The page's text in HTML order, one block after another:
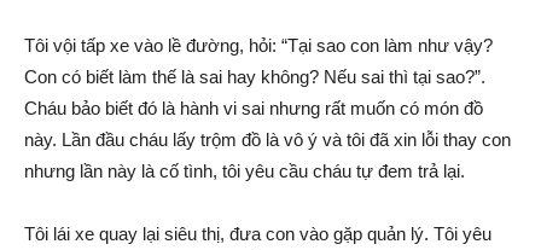
Tôi vội tấp xe vào lề đường, hỏi: “Tại sao con làm như vậy?
Con có biết làm thế là sai hay không? Nếu sai thì tại sao?”.
Cháu bảo biết đó là hành vi sai nhưng rất muốn có món đồ
này. Lần đầu cháu lấy trộm đồ là vô ý và tôi đã xin lỗi thay con
nhưng lần này là cố tình, tôi yêu cầu cháu tự đem trả lại.
Tôi lái xe quay lại siêu thị, đưa con vào gặp quản lý. Tôi yêu